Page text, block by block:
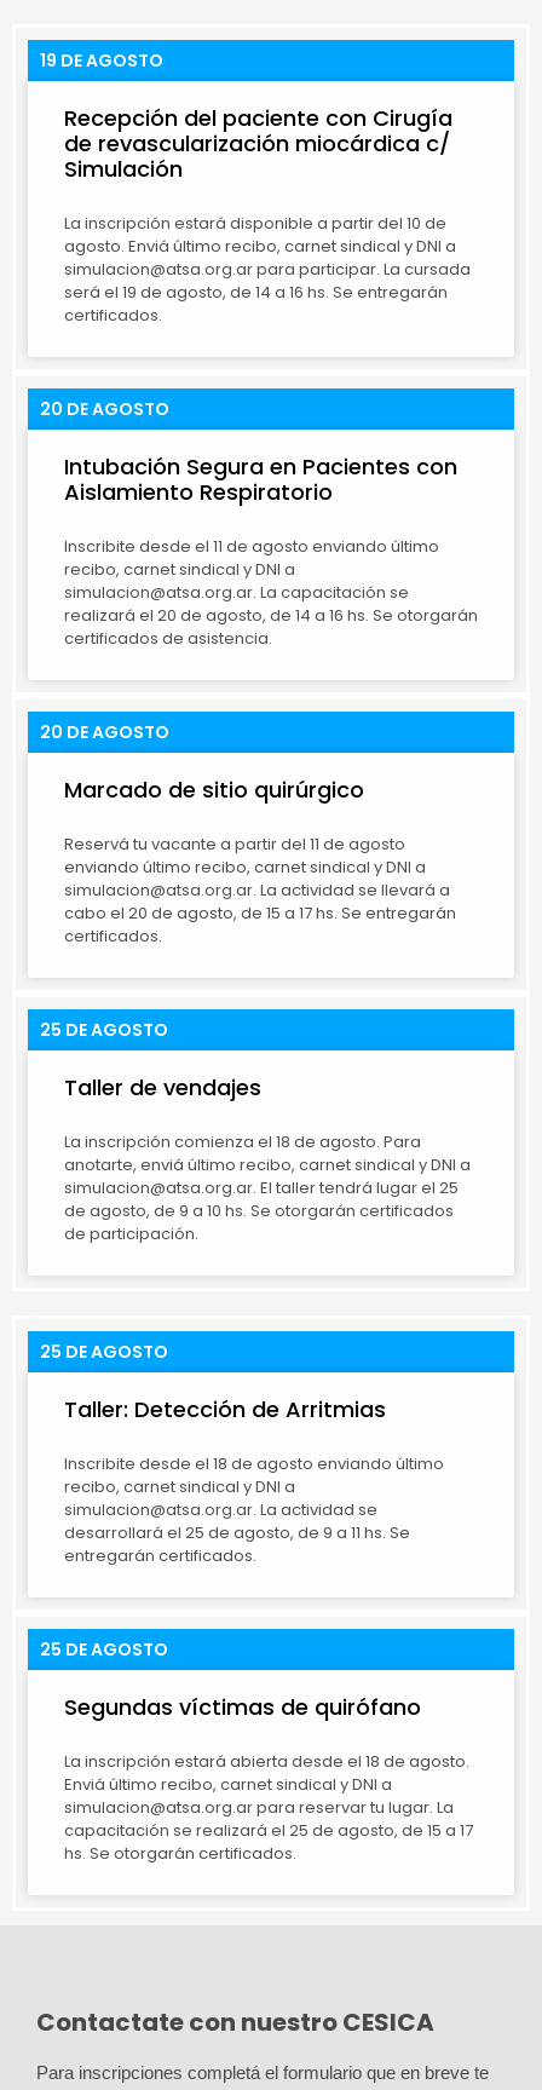
19 DE AGOSTO
Recepción del paciente con Cirugía
de revascularización miocárdica c/
Simulación
La inscripción estará disponible a partir del 10 de
agosto. Enviá último recibo, carnet sindical y DNI a
simulacion@atsa.org.ar para participar. La cursada
será el 19 de agosto, de 14 a 16 hs. Se entregarán
certificados.
20 DE AGOSTO
Intubación Segura en Pacientes con
Aislamiento Respiratorio
Inscribite desde el 11 de agosto enviando último
recibo, carnet sindical y DNI a
simulacion@atsa.org.ar. La capacitación se
realizará el 20 de agosto, de 14 a 16 hs. Se otorgarán
certificados de asistencia.
20 DE AGOSTO
Marcado de sitio quirúrgico
Reservá tu vacante a partir del 11 de agosto
enviando último recibo, carnet sindical y DNI a
simulacion@atsa.org.ar. La actividad se llevará a
cabo el 20 de agosto, de 15 a 17 hs. Se entregarán
certificados.
25 DE AGOSTO
Taller de vendajes
La inscripción comienza el 18 de agosto. Para
anotarte, enviá último recibo, carnet sindical y DNI a
simulacion@atsa.org.ar. El taller tendrá lugar el 25
de agosto, de 9 a 10 hs. Se otorgarán certificados
de participación.
25 DE AGOSTO
Taller: Detección de Arritmias
Inscribite desde el 18 de agosto enviando último
recibo, carnet sindical y DNI a
simulacion@atsa.org.ar. La actividad se
desarrollará el 25 de agosto, de 9 a 11 hs. Se
entregarán certificados.
25 DE AGOSTO
Segundas víctimas de quirófano
La inscripción estará abierta desde el 18 de agosto.
Enviá último recibo, carnet sindical y DNI a
simulacion@atsa.org.ar para reservar tu lugar. La
capacitación se realizará el 25 de agosto, de 15 a 17
hs. Se otorgarán certificados.
Contactate con nuestro CESICA
Para inscripciones completá el formulario que en breve te